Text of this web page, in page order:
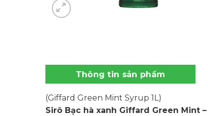
Thông tin sản phẩm
(Giffard Green Mint Syrup 1L)
Sirô Bạc hà xanh Giffard Green Mint –